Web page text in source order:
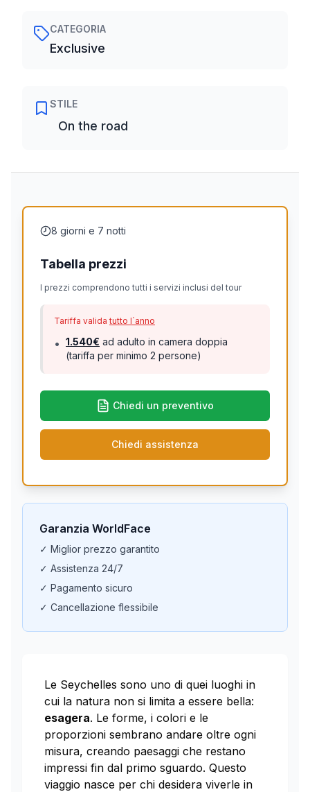
CATEGORIA
Exclusive
STILE
On the road
Le Seychelles sono uno di quei luoghi in
cui la natura non si limita a essere bella:
esagera. Le forme, i colori e le
proporzioni sembrano andare oltre ogni
misura, creando paesaggi che restano
impressi fin dal primo sguardo. Questo
viaggio nasce per chi desidera viverle in
8 giorni e 7 notti
Tabella prezzi
I prezzi comprendono tutti i servizi inclusi del tour
Tariffa valida tutto l`anno
• 1.540€ ad adulto in camera doppia
(tariffa per minimo 2 persone)
Chiedi un preventivo
Chiedi assistenza
Garanzia WorldFace
✓ Miglior prezzo garantito
✓ Assistenza 24/7
✓ Pagamento sicuro
✓ Cancellazione flessibile